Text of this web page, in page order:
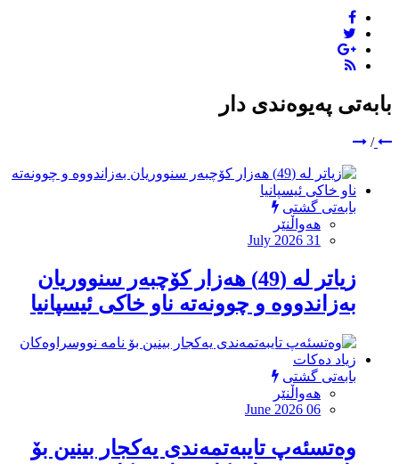
بابەتی پەیوەندی دار
/
بابەتی گشتی
هەواڵنێر
July 2026 31
زیاتر لە (49) هەزار کۆچبەر سنووریان
بەزاندووە و چوونەتە ناو خاکی ئیسپانیا
بابەتی گشتی
هەواڵنێر
June 2026 06
وەتسئەپ تایبەتمەندی یەکجار بینین بۆ